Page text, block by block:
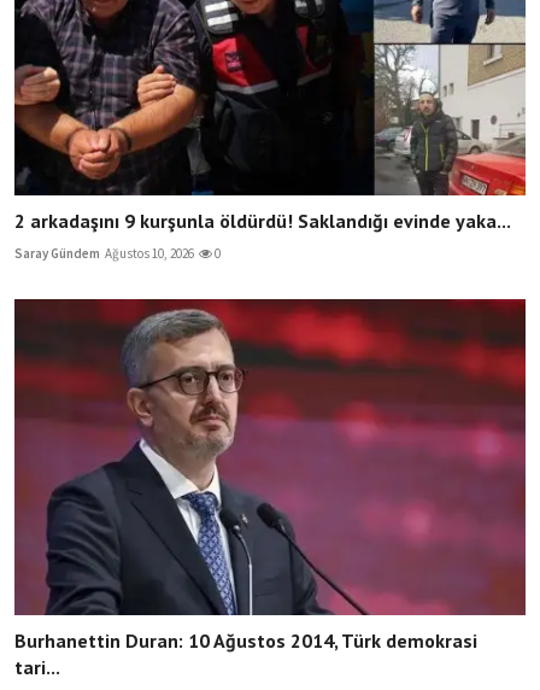
2 arkadaşını 9 kurşunla öldürdü! Saklandığı evinde yaka...
Saray Gündem Ağustos 10, 2026 0
Burhanettin Duran: 10 Ağustos 2014, Türk demokrasi
tari...